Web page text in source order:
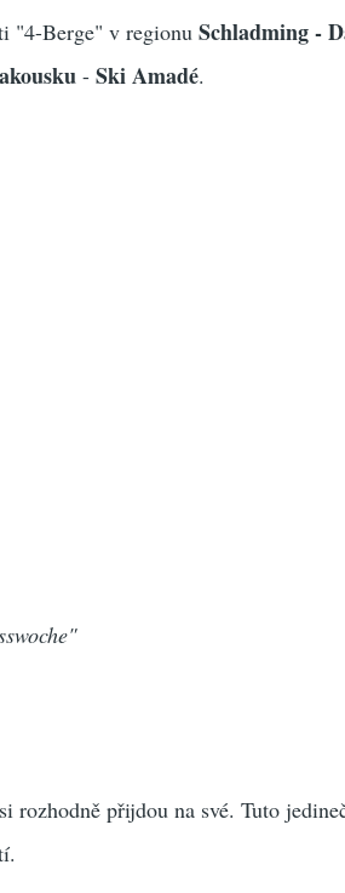
"4-Berge" v regionuSchladming -
-Ski Amadé.
si rozhodně přijdou na své. Tuto